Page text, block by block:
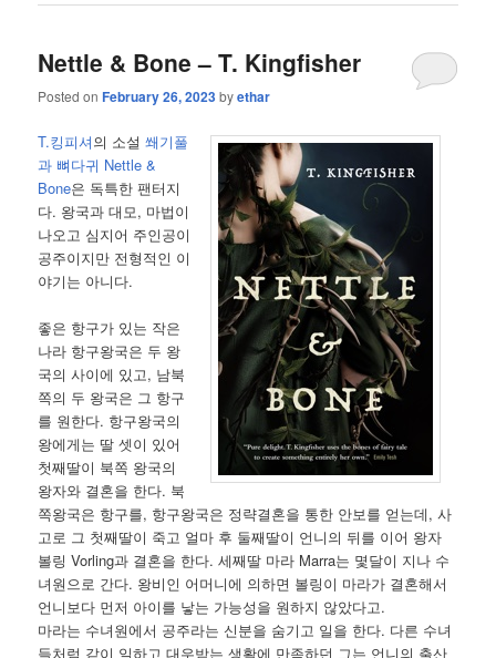
Nettle & Bone – T. Kingfisher
Posted onFebruary 26, 2023byethar
T.킹피셔의 소설쐐기풀
과 뼈다귀 Nettle &
Bone은 독특한 팬터지
다. 왕국과 대모, 마법이
나오고 심지어 주인공이
공주이지만 전형적인 이
야기는 아니다.
좋은 항구가 있는 작은
나라 항구왕국은 두 왕
국의 사이에 있고, 남북
쪽의 두 왕국은 그 항구
를 원한다. 항구왕국의
왕에게는 딸 셋이 있어
첫째딸이 북쪽 왕국의
왕자와 결혼을 한다. 북
쪽왕국은 항구를, 항구왕국은 정략결혼을 통한 안보를 얻는데, 사
고로 그 첫째딸이 죽고 얼마 후 둘째딸이 언니의 뒤를 이어 왕자
볼링 Vorling과 결혼을 한다. 세째딸 마라 Marra는 몇달이 지나 수
녀원으로 간다. 왕비인 어머니에 의하면 볼링이 마라가 결혼해서
언니보다 먼저 아이를 낳는 가능성을 원하지 않았다고.
마라는 수녀원에서 공주라는 신분을 숨기고 일을 한다. 다른 수녀
들처럼 같이 일하고 대우받는 생활에 만족하던 그는 언니의 출산